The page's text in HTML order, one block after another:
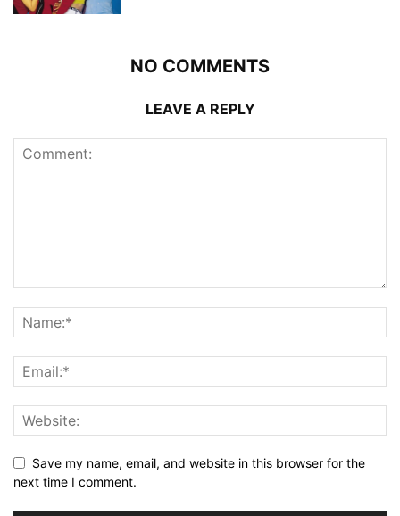
NO COMMENTS
LEAVE A REPLY
Save my name, email, and website in this browser for the
next time I comment.